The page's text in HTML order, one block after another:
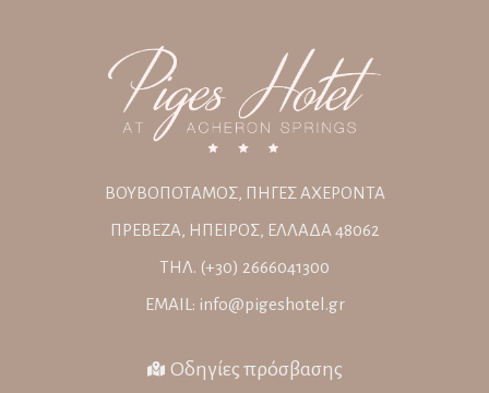
ΒΟΥΒΟΠΟΤΑΜΟΣ, ΠΗΓΕΣ ΑΧΕΡΟΝΤΑ
ΠΡΕΒΕΖΑ, ΗΠΕΙΡΟΣ, ΕΛΛΑΔΑ 48062
ΤΗΛ. (+30) 2666041300
EMAIL: info@pigeshotel.gr
Οδηγίες πρόσβασης